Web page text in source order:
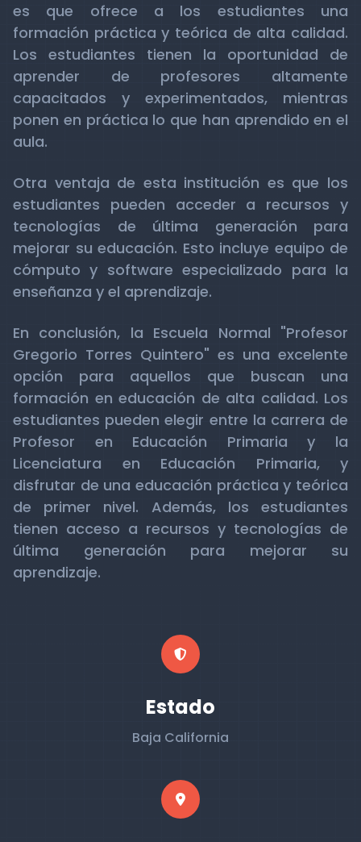
es que ofrece a los estudiantes una
formación práctica y teórica de alta calidad.
Los estudiantes tienen la oportunidad de
aprender de profesores altamente
capacitados y experimentados, mientras
ponen en práctica lo que han aprendido en el
aula.
Otra ventaja de esta institución es que los
estudiantes pueden acceder a recursos y
tecnologías de última generación para
mejorar su educación. Esto incluye equipo de
cómputo y software especializado para la
enseñanza y el aprendizaje.
En conclusión, la Escuela Normal "Profesor
Gregorio Torres Quintero" es una excelente
opción para aquellos que buscan una
formación en educación de alta calidad. Los
estudiantes pueden elegir entre la carrera de
Profesor en Educación Primaria y la
Licenciatura en Educación Primaria, y
disfrutar de una educación práctica y teórica
de primer nivel. Además, los estudiantes
tienen acceso a recursos y tecnologías de
última generación para mejorar su
aprendizaje.
Estado
Baja California